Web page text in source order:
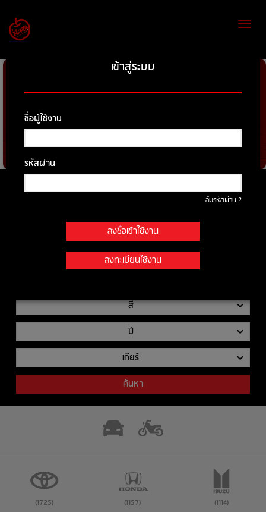
ค้นหารถที่ต้องการ
ยี่ห้อ
รุ่น
สี
ปี
เกียร์
ค้นหา
(1725) (1157) (1114)
เข้าสู่ระบบ
ชื่อผู้ใช้งาน
รหัสผ่าน
ลืมรหัสผ่าน ?
ลงชื่อเข้าใช้งาน
ลงทะเบียนใช้งาน